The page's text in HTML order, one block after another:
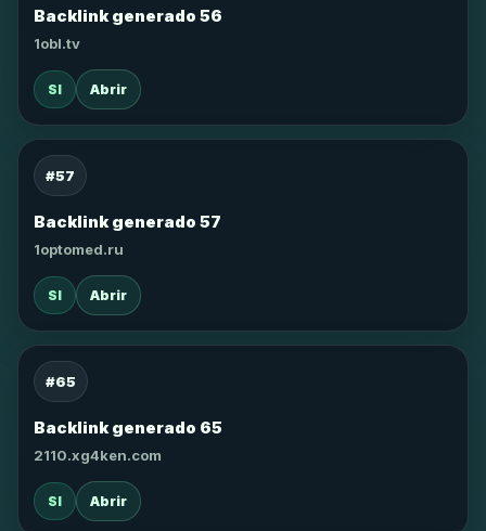
Backlink generado 56
1obl.tv
SI Abrir
#57
Backlink generado 57
1optomed.ru
SI Abrir
#65
Backlink generado 65
2110.xg4ken.com
SI Abrir